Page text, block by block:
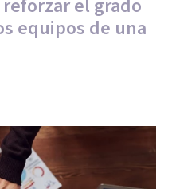
el grado
equipos de una